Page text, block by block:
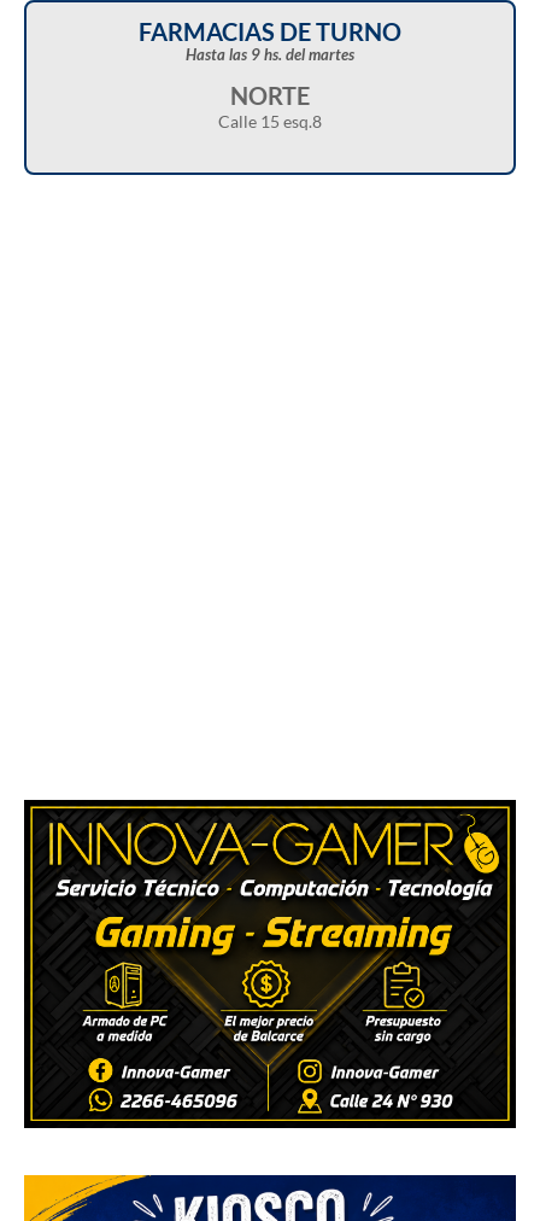
FARMACIAS DE TURNO
Hasta las 9 hs. del martes
NORTE
Calle 15 esq.8